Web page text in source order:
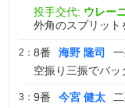
投手交代: ウレー
外角のスプリット
2： 8番 海野 隆司
空振り三振でバッ
3： 9番 今宮 健太